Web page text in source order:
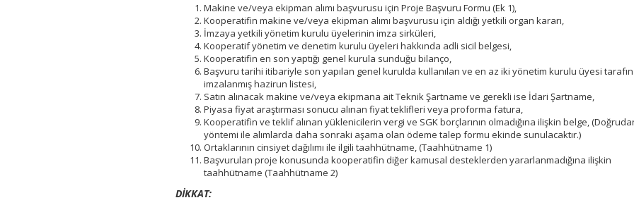
Makine ve/veya ekipman alımı başvurusu için Proje Başvuru Formu (Ek 1),
Kooperatifin makine ve/veya ekipman alımı başvurusu için aldığı yetkili organ kararı,
İmzaya yetkili yönetim kurulu üyelerinin imza sirküleri,
Kooperatif yönetim ve denetim kurulu üyeleri hakkında adli sicil belgesi,
Kooperatifin en son yaptığı genel kurula sunduğu bilanço,
Başvuru tarihi itibariyle son yapılan genel kurulda kullanılan ve en az iki yönetim kurulu üyesi
imzalanmış hazirun listesi,
Satın alınacak makine ve/veya ekipmana ait Teknik Şartname ve gerekli ise İdari Şartname,
Piyasa fiyat araştırması sonucu alınan fiyat teklifleri veya proforma fatura,
Kooperatifin ve teklif alınan yüklenicilerin vergi ve SGK borçlarının olmadığına ilişkin belge,
yöntemi ile alımlarda daha sonraki aşama olan ödeme talep formu ekinde sunulacaktır.)
Ortaklarının cinsiyet dağılımı ile ilgili taahhütname, (Taahhütname 1)
Başvurulan proje konusunda kooperatifin diğer kamusal desteklerden yararlanmadığına ilişkin
taahhütname (Taahhütname 2)
DİKKAT: